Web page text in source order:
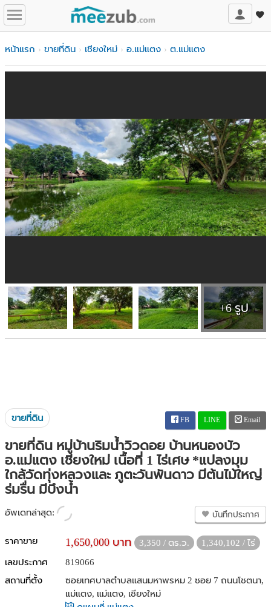
หน้าแรก ขายที่ดิน เชียงใหม่ อ.แม่แตง ต.แม่แตง
+6 รูป
ขายที่ดิน FB LINE Email
ขายที่ดิน หมู่บ้านริมน้ำวิวดอย บ้านหนองบัว
อ.แม่แตง เชียงใหม่ เนื้อที่ 1 ไร่เศษ *แปลงมุม
ใกล้วัดทุ่งหลวงและ ภูตะวันพันดาว มีต้นไม้ใหญ่
ร่มรื่น มีบึงน้ำ
อัพเดทล่าสุด: บันทึกประกาศ
ราคาขาย 1,650,000 บาท 3,350 / ตร.ว.
1,340,102 / ไร่
เลขประกาศ
819066
สถานที่ตั้ง
ซอยเทศบาลตำบลแสนมหาพรหม 2 ซอย 7 ถนนโชตนา,
แม่แตง, แม่แตง, เชียงใหม่